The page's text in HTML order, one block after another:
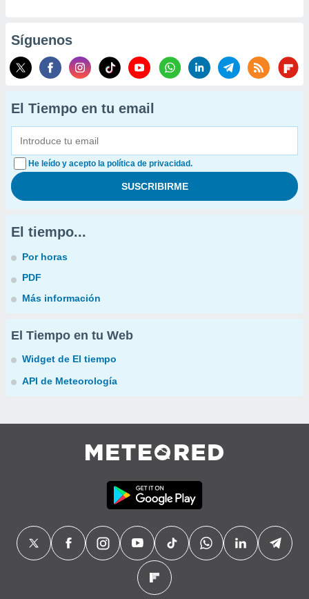
Síguenos
El Tiempo en tu email
He leído y acepto la política de privacidad.
El tiempo...
Por horas
PDF
Más información
El Tiempo en tu Web
Widget de El tiempo
API de Meteorología